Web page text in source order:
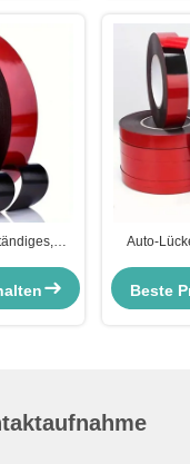
Auto-
Beste